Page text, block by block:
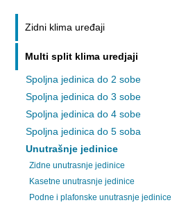
Zidni klima uređaji
Multi split klima uredjaji
Spoljna jedinica do 2 sobe
Spoljna jedinica do 3 sobe
Spoljna jedinica do 4 sobe
Spoljna jedinica do 5 soba
Unutrašnje jedinice
Zidne unutrasnje jedinice
Kasetne unutrasnje jedinice
Podne i plafonske unutrasnje jedinice